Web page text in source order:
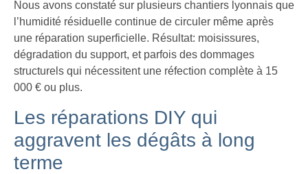
Nous avons constaté sur plusieurs chantiers lyonnais que
l’humidité résiduelle continue de circuler même après
une réparation superficielle. Résultat: moisissures,
dégradation du support, et parfois des dommages
structurels qui nécessitent une réfection complète à 15
000 € ou plus.
Les réparations DIY qui
aggravent les dégâts à long
terme